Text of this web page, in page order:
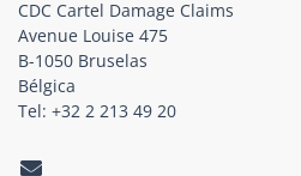
CDC Cartel Damage Claims
Avenue Louise 475
B-1050 Bruselas
Bélgica
Tel: +32 2 213 49 20